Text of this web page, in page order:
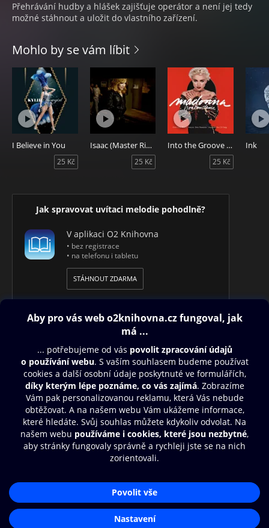
Přehrávání hudby a hlášek zajišťuje operátor a není jej tedy
možné stáhnout a uložit do vlastního zařízení.
Mohlo by se vám líbit
I Believe in You
25 Kč
Isaac (Master Ringback)
25 Kč
Into the Groove (Master Ringback)
25 Kč
Ink
Jak spravovat uvítaci melodie pohodlně?
V aplikaci O2 Knihovna
• bez registrace
• na telefonu i tabletu
STÁHNOUT ZDARMA
Obsah ke stažení
Moje O2 Knihovna
Další zábava
© O2 Czech Republic a.s.
Zásady zpracování osobních údajůAplikace O2 Knihovna
Čti a poslouchej své e-knihy a